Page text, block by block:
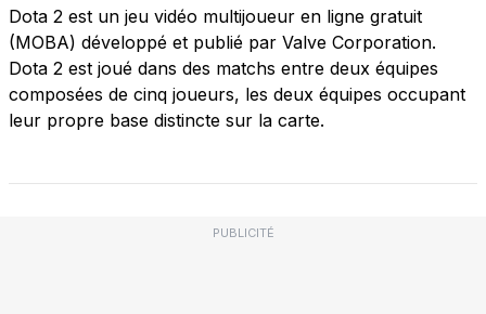
Dota 2 est un jeu vidéo multijoueur en ligne gratuit
(MOBA) développé et publié par Valve Corporation.
Dota 2 est joué dans des matchs entre deux équipes
composées de cinq joueurs, les deux équipes occupant
leur propre base distincte sur la carte.
PUBLICITÉ